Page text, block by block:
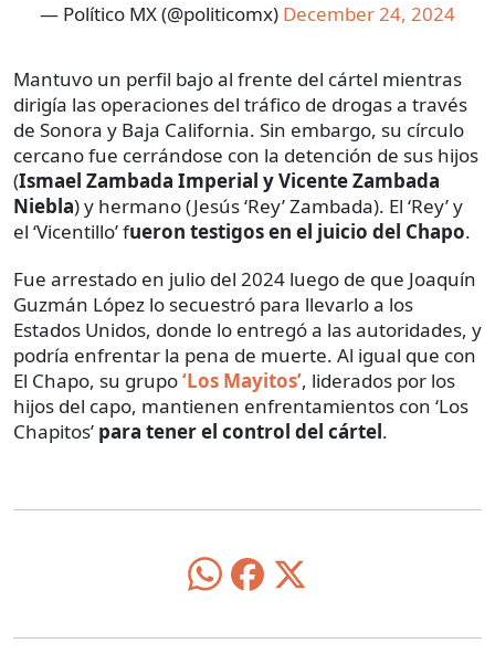
— Político MX (@politicomx) December 24, 2024
Mantuvo un perfil bajo al frente del cártel mientras
dirigía las operaciones del tráfico de drogas a través
de Sonora y Baja California. Sin embargo, su círculo
cercano fue cerrándose con la detención de sus hijos
(Ismael Zambada Imperial y Vicente Zambada
Niebla) y hermano (Jesús ‘Rey’ Zambada). El ‘Rey’ y
el ‘Vicentillo’ fueron testigos en el juicio del Chapo.
Fue arrestado en julio del 2024 luego de que Joaquín
Guzmán López lo secuestró para llevarlo a los
Estados Unidos, donde lo entregó a las autoridades, y
podría enfrentar la pena de muerte. Al igual que con
El Chapo, su grupo‘Los Mayitos’, liderados por los
hijos del capo, mantienen enfrentamientos con ‘Los
Chapitos’ para tener el control del cártel.